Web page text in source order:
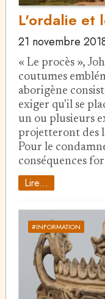
L'ordalie et
21 novembre
« Le procès »,
coutumes
aborigène
exiger qu'il se
un ou plusieurs
projetteront des
Pour le
conséquences
Lire...
#INFORMATION